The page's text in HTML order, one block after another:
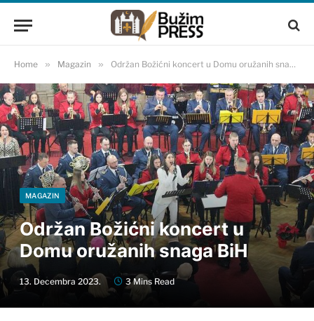
Home » Magazin » Održan Božićni koncert u Domu oružanih snaga BiH
MAGAZIN
Održan Božićni koncert u
Domu oružanih snaga BiH
13. Decembra 2023. 3 Mins Read